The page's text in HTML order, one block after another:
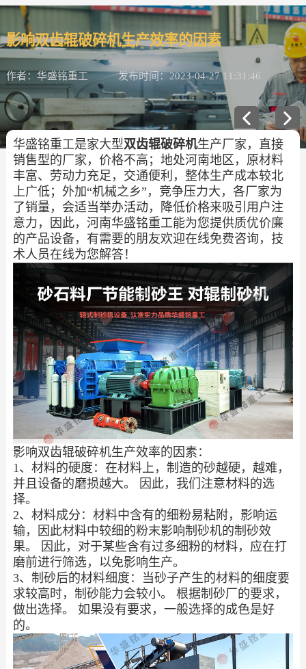
影响双齿辊破碎机生产效率的因素
作者：华盛铭重工 发布时间：2023-04-27 11:31:46
华盛铭重工是家大型双齿辊破碎机生产厂家，直接
销售型的厂家，价格不高；地处河南地区，原材料
丰富、劳动力充足，交通便利，整体生产成本较北
上广低；外加“机械之乡”，竞争压力大，各厂家为
了销量，会适当举办活动，降低价格来吸引用户注
意力，因此，河南华盛铭重工能为您提供质优价廉
的产品设备，有需要的朋友欢迎在线免费咨询，技
术人员在线为您解答！
影响双齿辊破碎机生产效率的因素：
1、材料的硬度：在材料上，制造的砂越硬，越难，
并且设备的磨损越大。 因此，我们注意材料的选
择。
2、材料成分：材料中含有的细粉易粘附，影响运
输，因此材料中较细的粉末影响制砂机的制砂效
果。 因此，对于某些含有过多细粉的材料，应在打
磨前进行筛选，以免影响生产。
3、制砂后的材料细度：当砂子产生的材料的细度要
求较高时，制砂能力会较小。 根据制砂厂的要求，
做出选择。 如果没有要求，一般选择的成色是好
的。